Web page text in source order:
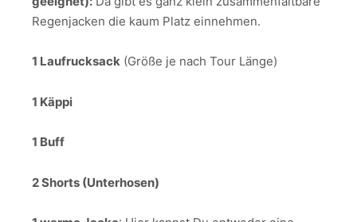
Regenjacken die kaum Platz einnehmen.
1 Laufrucksack (Größe je nach Tour Länge)
1 Käppi
1 Buff
2 Shorts (Unterhosen)